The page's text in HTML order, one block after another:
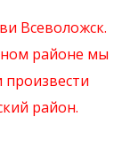
Всеволожск.
районе мы
район.